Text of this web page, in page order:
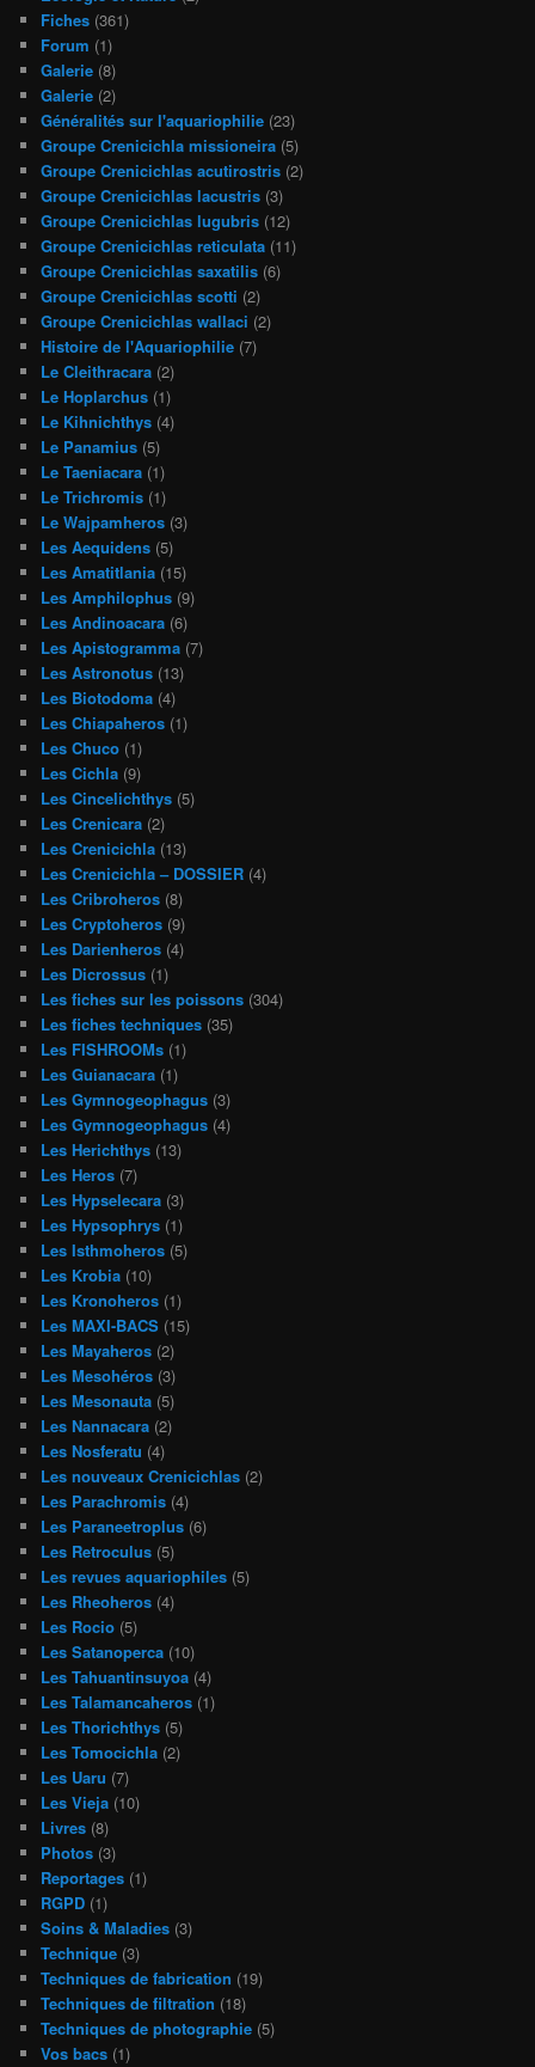
Fiches (361)
Forum (1)
Galerie (8)
Galerie (2)
Généralités sur l'aquariophilie (23)
Groupe Crenicichla missioneira (5)
Groupe Crenicichlas acutirostris (2)
Groupe Crenicichlas lacustris (3)
Groupe Crenicichlas lugubris (12)
Groupe Crenicichlas reticulata (11)
Groupe Crenicichlas saxatilis (6)
Groupe Crenicichlas scotti (2)
Groupe Crenicichlas wallaci (2)
Histoire de l'Aquariophilie (7)
Le Cleithracara (2)
Le Hoplarchus (1)
Le Kihnichthys (4)
Le Panamius (5)
Le Taeniacara (1)
Le Trichromis (1)
Le Wajpamheros (3)
Les Aequidens (5)
Les Amatitlania (15)
Les Amphilophus (9)
Les Andinoacara (6)
Les Apistogramma (7)
Les Astronotus (13)
Les Biotodoma (4)
Les Chiapaheros (1)
Les Chuco (1)
Les Cichla (9)
Les Cincelichthys (5)
Les Crenicara (2)
Les Crenicichla (13)
Les Crenicichla – DOSSIER (4)
Les Cribroheros (8)
Les Cryptoheros (9)
Les Darienheros (4)
Les Dicrossus (1)
Les fiches sur les poissons (304)
Les fiches techniques (35)
Les FISHROOMs (1)
Les Guianacara (1)
Les Gymnogeophagus (3)
Les Gymnogeophagus (4)
Les Herichthys (13)
Les Heros (7)
Les Hypselecara (3)
Les Hypsophrys (1)
Les Isthmoheros (5)
Les Krobia (10)
Les Kronoheros (1)
Les MAXI-BACS (15)
Les Mayaheros (2)
Les Mesohéros (3)
Les Mesonauta (5)
Les Nannacara (2)
Les Nosferatu (4)
Les nouveaux Crenicichlas (2)
Les Parachromis (4)
Les Paraneetroplus (6)
Les Retroculus (5)
Les revues aquariophiles (5)
Les Rheoheros (4)
Les Rocio (5)
Les Satanoperca (10)
Les Tahuantinsuyoa (4)
Les Talamancaheros (1)
Les Thorichthys (5)
Les Tomocichla (2)
Les Uaru (7)
Les Vieja (10)
Livres (8)
Photos (3)
Reportages (1)
RGPD (1)
Soins & Maladies (3)
Technique (3)
Techniques de fabrication (19)
Techniques de filtration (18)
Techniques de photographie (5)
Vos bacs (1)